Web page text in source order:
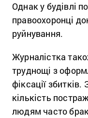
Однак у будівлі
правоохоронці
руйнування.
Журналістка
труднощі з
фіксації
кількість
людям часто